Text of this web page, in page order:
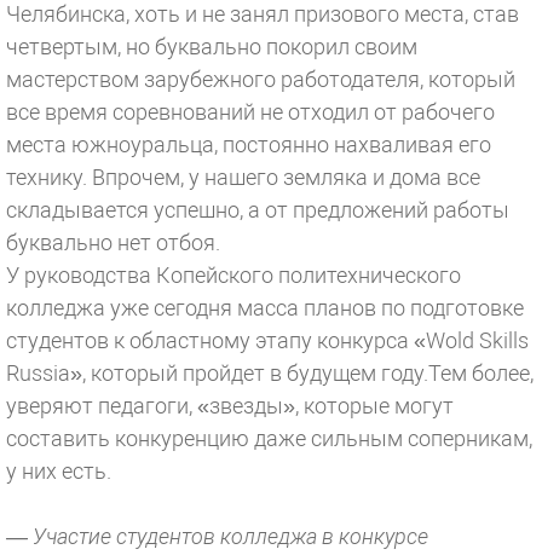
Челябинска, хоть и не занял призового места, став
четвертым, но буквально покорил своим
мастерством зарубежного работодателя, который
все время соревнований не отходил от рабочего
места южноуральца, постоянно нахваливая его
технику. Впрочем, у нашего земляка и дома все
складывается успешно, а от предложений работы
буквально нет отбоя.
У руководства Копейского политехнического
колледжа уже сегодня масса планов по подготовке
студентов к областному этапу конкурса «Wold Skills
Russia», который пройдет в будущем году.Тем более,
уверяют педагоги, «звезды», которые могут
составить конкуренцию даже сильным соперникам,
у них есть.
— Участие студентов колледжа в конкурсе